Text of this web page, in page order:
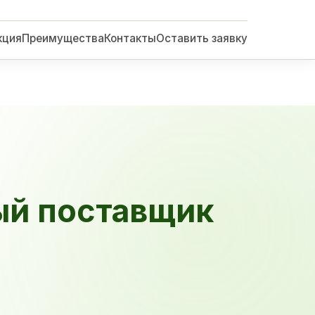
ПреимуществаКонтактыОставить заявку
поставщик